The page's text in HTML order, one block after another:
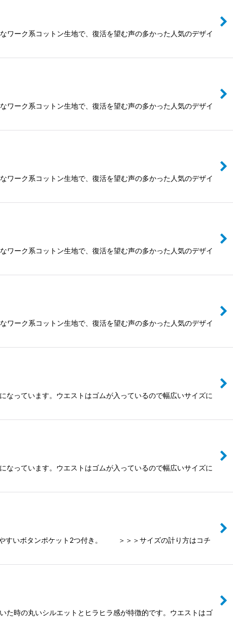
ワーク系コットン生地で、復活を望む声の多かった人気のデザイ
ワーク系コットン生地で、復活を望む声の多かった人気のデザイ
ワーク系コットン生地で、復活を望む声の多かった人気のデザイ
ワーク系コットン生地で、復活を望む声の多かった人気のデザイ
ワーク系コットン生地で、復活を望む声の多かった人気のデザイ
っています。ウエストはゴムが入っているので幅広いサイズに
っています。ウエストはゴムが入っているので幅広いサイズに
やすいボタンポケット2つ付き。 ＞＞＞サイズの計り方はコチ
た時の丸いシルエットとヒラヒラ感が特徴的です。ウエストはゴ